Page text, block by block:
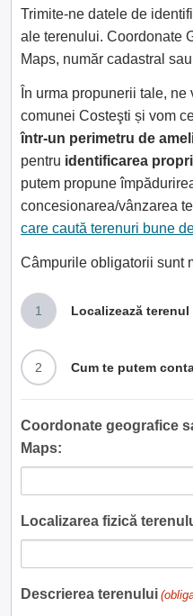
Trimite-ne datele de
ale terenului. Coordonate
Maps, număr cadastral
În urma propunerii tale,
comunei Costeşti și vom
într-un perimetru de
pentru identificarea
putem propune
concesionarea/vânzarea
care caută terenuri bune
Câmpurile obligatorii sunt
1 Localizează terenul
2 Cum te putem
Coordonate geografice
Maps:
Localizarea fizică
Descrierea terenului